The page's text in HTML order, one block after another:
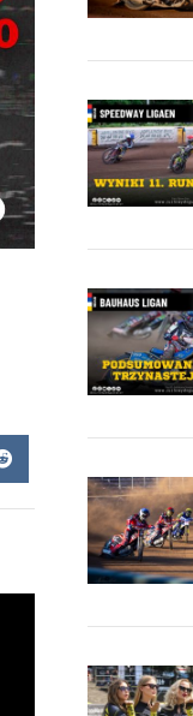
Reddit